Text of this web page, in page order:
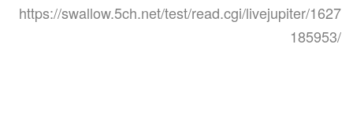
https://swallow.5ch.net/test/read.cgi/livejupiter/1627
185953/